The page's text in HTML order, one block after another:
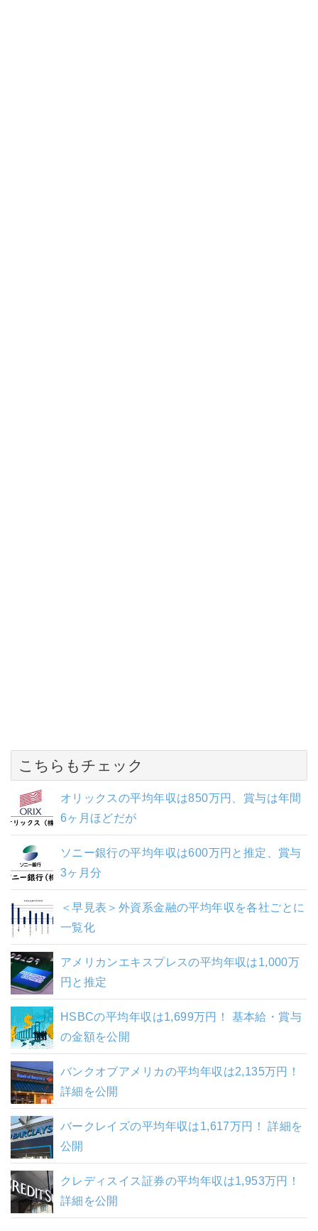
こちらもチェック
オリックスの平均年収は850万円、賞与は年間
6ヶ月ほどだが
ソニー銀行の平均年収は600万円と推定、賞与
3ヶ月分
＜早見表＞外資系金融の平均年収を各社ごとに
一覧化
アメリカンエキスプレスの平均年収は1,000万
円と推定
HSBCの平均年収は1,699万円！ 基本給・賞与
の金額を公開
バンクオブアメリカの平均年収は2,135万円！
詳細を公開
バークレイズの平均年収は1,617万円！ 詳細を
公開
クレディスイス証券の平均年収は1,953万円！
詳細を公開